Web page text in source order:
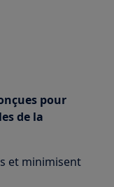
pour
de la
et minimisent